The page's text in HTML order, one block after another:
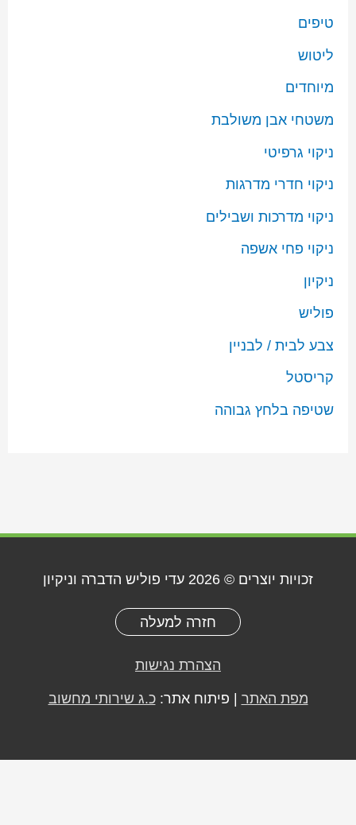
טיפים
ליטוש
מיוחדים
משטחי אבן משולבת
ניקוי גרפיטי
ניקוי חדרי מדרגות
ניקוי מדרכות ושבילים
ניקוי פחי אשפה
ניקיון
פוליש
צבע לבית / לבניין
קריסטל
שטיפה בלחץ גבוהה
זכויות יוצרים © 2026 עדי פוליש הדברה וניקיון
חזרה למעלה
הצהרת נגישות
מפת האתר | פיתוח אתר:כ.ג שירותי מחשוב